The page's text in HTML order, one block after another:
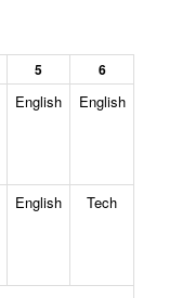
5 6
English English
English Tech